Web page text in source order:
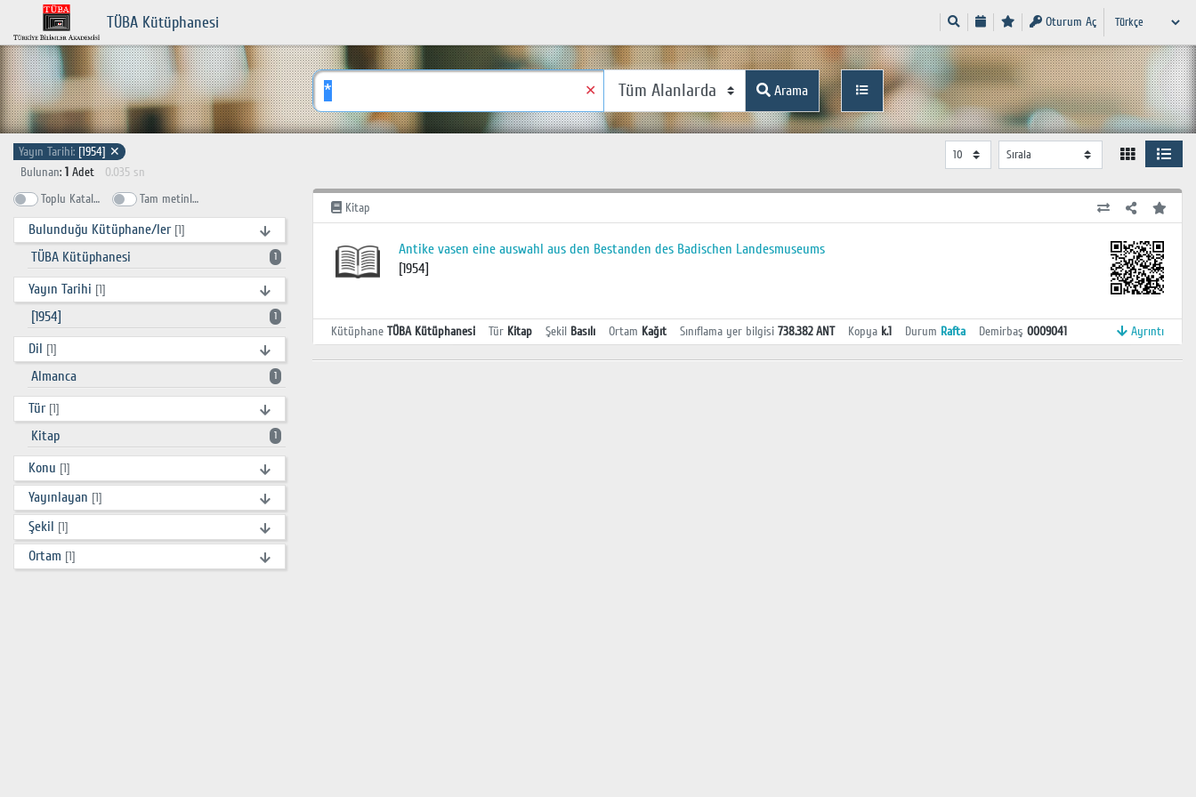
TÜBA Kütüphanesi Oturum Aç
✕ Arama
Yayın Tarihi: [1954] ✕
Bulunan: 1 Adet
0.035 sn
Toplu Katalog
Tam metinlerde ara
Bulunduğu Kütüphane/ler [1]
TÜBA Kütüphanesi 1
Yayın Tarihi [1]
[1954] 1
Dil [1]
Almanca 1
Tür [1]
Kitap 1
Konu [1]
Yayınlayan [1]
Şekil [1]
Ortam [1]
Kitap
Antike vasen eine auswahl aus den Bestanden des Badischen Landesmuseums
[1954]
Kütüphane TÜBA Kütüphanesi Tür Kitap Şekil Basılı Ortam Kağıt Sınıflama yer bilgisi 738.382 ANT Kopya k.1 Durum Rafta Demirbaş 0009041 Ayrıntı